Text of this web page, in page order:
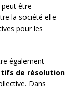
peut être
la société elle-
pour les
également
de résolution
Dans